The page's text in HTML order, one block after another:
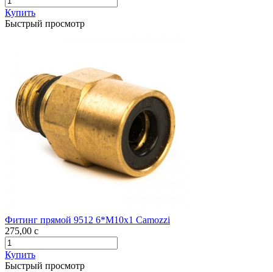
Купить
Быстрый просмотр
Фитинг прямой 9512 6*M10х1 Camozzi
275,00 c
Купить
Быстрый просмотр